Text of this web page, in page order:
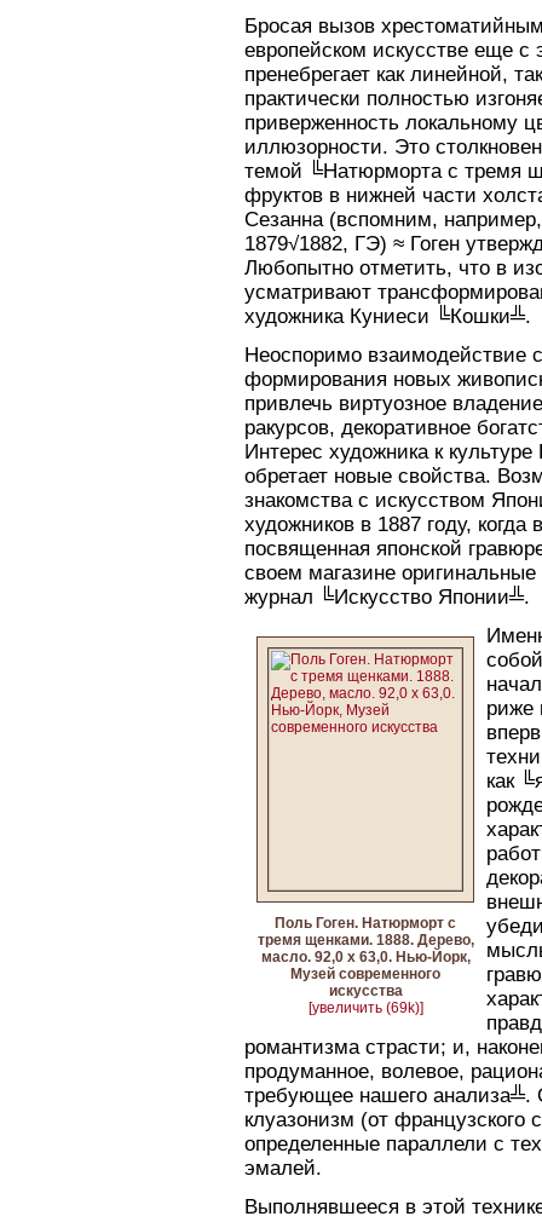
Бросая вызов
европейском искусстве еще
пренебрегает как линейной,
практически полностью
приверженность локальному
иллюзорности. Это
темой ╚Натюрморта с тремя
фруктов в нижней части
Сезанна (вспомним,
1879√1882, ГЭ) ≈ Гоген
Любопытно отметить, что в
усматривают
художника Куниеси ╚Кошки╩.
Неоспоримо взаимодействие
формирования новых
привлечь виртуозное
ракурсов, декоративное
Интерес художника к
обретает новые свойства.
знакомства с искусством
художников в 1887 году,
посвященная японской
своем магазине
журнал ╚Искусство Японии╩.
Поль Гоген. Натюрморт с
тремя щенками. 1888. Дерево,
масло. 92,0 х 63,0. Нью-Йорк,
Музей современного
искусства
[увеличить (69k)]
риже
как
романтизма страсти; и,
продуманное, волевое,
требующее нашего анализа╩.
клуазонизм (от французского
определенные параллели с
эмалей.
Выполнявшееся в этой